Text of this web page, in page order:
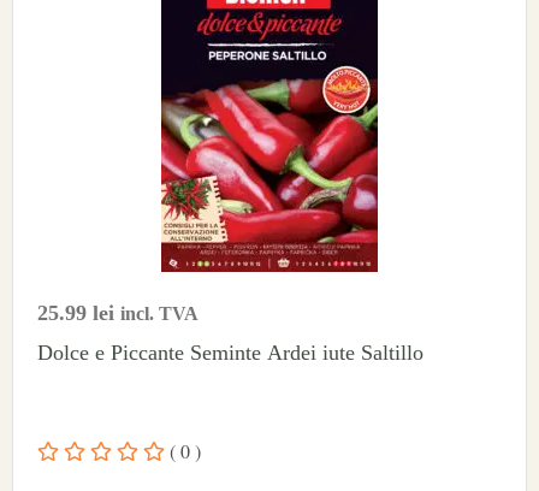
25.99 lei incl. TVA
Dolce e Piccante Seminte Ardei iute Saltillo
( 0 )